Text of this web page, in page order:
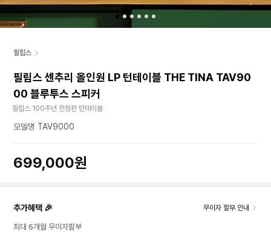
필립스
필립스 센추리 올인원 LP 턴테이블 THE TINA TAV90
00 블루투스 스피커
필립스 100주년 한정판 턴테이블
모델명 TAV9000
699,000원
추가혜택 🎉 무이자 할부 안내
최대 6개월 무이자할부